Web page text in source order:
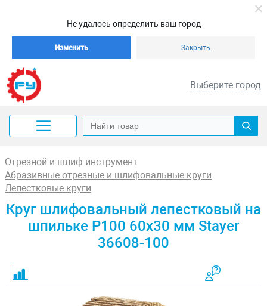
Не удалось определить ваш город
Изменить Закрыть
Выберите город
Отрезной и шлиф инструмент
Абразивные отрезные и шлифовальные круги
Лепестковые круги
Круг шлифовальный лепестковый на
шпильке P100 60х30 мм Stayer
36608-100